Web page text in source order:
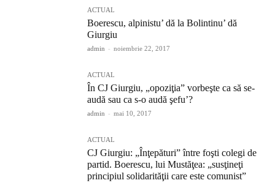
ACTUAL
Boerescu, alpinistu’ dă la Bolintinu’ dă
Giurgiu
admin - noiembrie 22, 2017
ACTUAL
În CJ Giurgiu, „opoziţia” vorbeşte ca să se-
audă sau ca s-o audă şefu’?
admin - mai 10, 2017
ACTUAL
CJ Giurgiu: „Înţepături” între foşti colegi de
partid. Boerescu, lui Mustăţea: „susţineţi
principiul solidarităţii care este comunist”